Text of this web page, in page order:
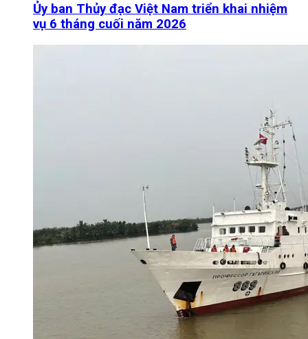
Ủy ban Thủy đạc Việt Nam triển khai nhiệm
vụ 6 tháng cuối năm 2026